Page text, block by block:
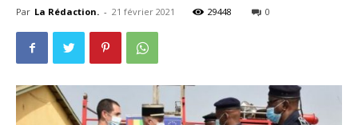
Par La Rédaction. - 21 février 2021 29448 0